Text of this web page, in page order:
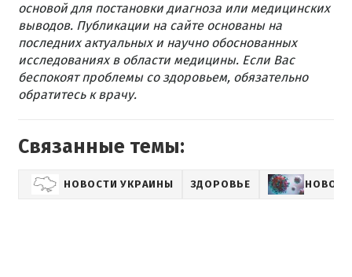
основой для постановки диагноза или медицинских
выводов. Публикации на сайте основаны на
последних актуальных и научно обоснованных
исследованиях в области медицины. Если Вас
беспокоят проблемы со здоровьем, обязательно
обратитесь к врачу.
Связанные темы:
НОВОСТИ УКРАИНЫ ЗДОРОВЬЕ